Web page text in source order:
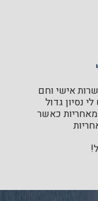
אישי וחם
נסיון גדול
כאשר